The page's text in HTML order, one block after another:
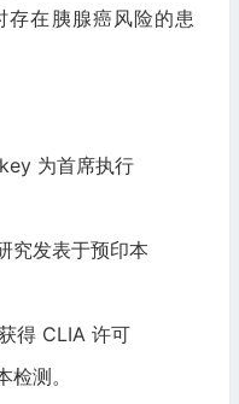
存在胰腺癌风险的患
为首席执行
究发表于预印本
得 CLIA 许可
测。